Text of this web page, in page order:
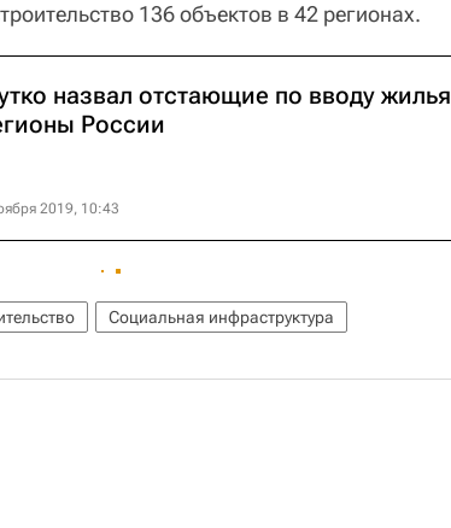
136 объектов в 42 регионах.
назвал отстающие по вводу жилья
России
2019, 10:43
Социальная инфраструктура